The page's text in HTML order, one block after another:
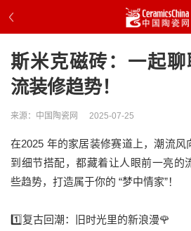
斯米克磁砖：一起聊
流装修趋势！
来源：中国陶瓷网 2025-07-25
在2025 年的家居装修赛道上，潮流
到细节搭配，都藏着让人眼前一亮的
些趋势，打造属于你的 “梦中情家”！
1️⃣复古回潮：旧时光里的新浪漫🌹